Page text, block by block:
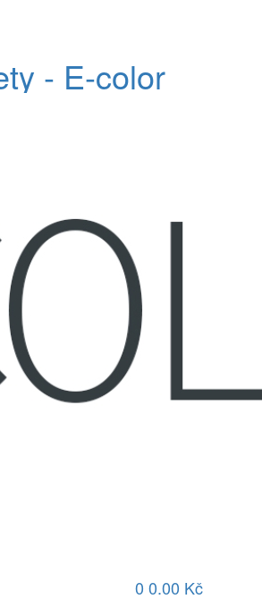
- E-color
0 0.00 Kč